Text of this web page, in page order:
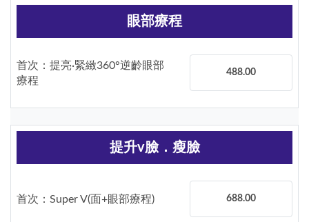
眼部療程
首次：提亮·緊緻360°逆齡眼部
療程
488.00
提升v臉．瘦臉
首次：Super V(面+眼部療程) 688.00